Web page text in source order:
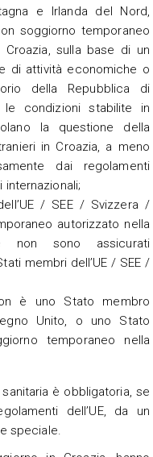
e Irlanda del Nord,
soggiorno temporaneo
sulla base di un
di attività economiche o
della Repubblica di
condizioni stabilite in
la questione della
in Croazia, a meno
dai regolamenti
internazionali;
/ SEE / Svizzera /
autorizzato nella
non sono assicurati
membri dell’UE / SEE /
è uno Stato membro
Unito, o uno Stato
temporaneo nella
è obbligatoria, se
dell’UE, da un
speciale.